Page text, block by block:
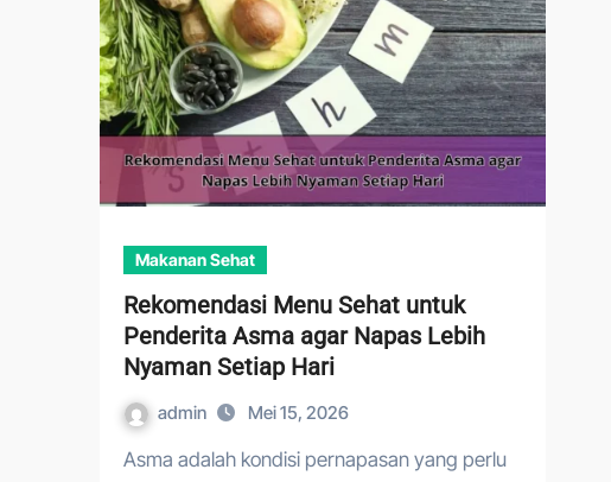
Makanan Sehat
Rekomendasi Menu Sehat untuk
Penderita Asma agar Napas Lebih
Nyaman Setiap Hari
admin Mei 15, 2026
Asma adalah kondisi pernapasan yang perlu